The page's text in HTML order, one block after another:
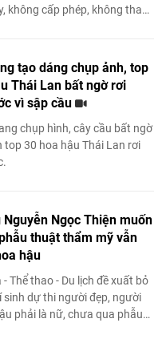
không cấp phép, không tham
tạo dáng chụp ảnh, top
Thái Lan bất ngờ rơi
vì sập cầu
chụp hình, cây cầu bất ngờ
top 30 hoa hậu Thái Lan rơi
Nguyễn Ngọc Thiện muốn
thuật thẩm mỹ vẫn
hậu
- Thể thao - Du lịch đề xuất bỏ
sinh dự thi người đẹp, người
phải là nữ, chưa qua phẫu